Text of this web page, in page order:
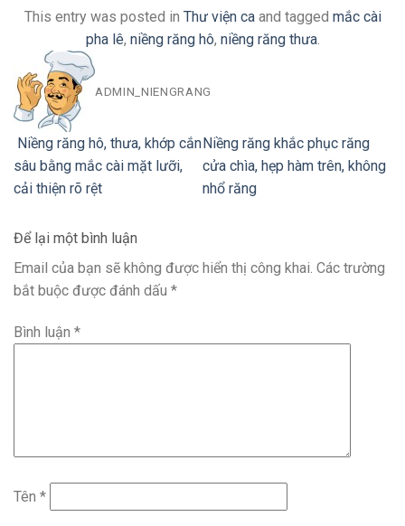
This entry was posted in Thư viện caand tagged mắc cài
pha lê, niềng răng hô, niềng răng thưa.
ADMIN_NIENGRANG
Niềng răng hô, thưa, khớp cắn
sâu bằng mắc cài mặt lưỡi,
cải thiện rõ rệt
Niềng răng khắc phục răng
cửa chìa, hẹp hàm trên, không
nhổ răng
Để lại một bình luận
Email của bạn sẽ không được hiển thị công khai. Các trường
bắt buộc được đánh dấu *
Bình luận *
Tên *